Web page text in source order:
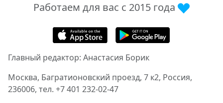
Работаем для вас с 2015 года
Главный редактор: Анастасия Борик
Москва, Багратионовский проезд, 7 к2, Россия,
236006, тел. +7 401 232-02-47